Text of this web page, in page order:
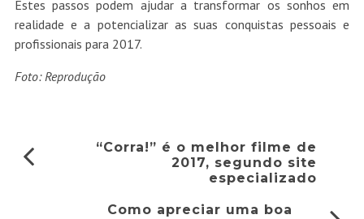
Estes passos podem ajudar a transformar os sonhos em
realidade e a potencializar as suas conquistas pessoais e
profissionais para 2017.
Foto: Reprodução
“Corra!” é o melhor filme de
2017, segundo site
especializado
Como apreciar uma boa